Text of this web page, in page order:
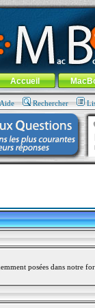
: 100% Apple... 100%
-Aller au menu
général
Accueil
Rechercher
posées dans notre